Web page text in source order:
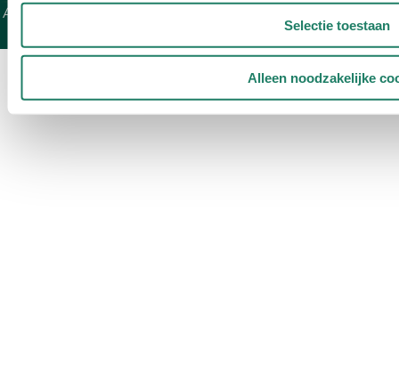
Selectie toestaan
Alleen noodzakelijke
Algemene voorwaarden
Modellen Overzicht